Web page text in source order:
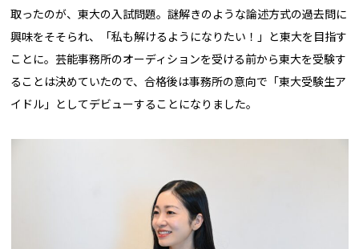
取ったのが、東大の入試問題。謎解きのような論述方式の過去問に
興味をそそられ、「私も解けるようになりたい！」と東大を目指す
ことに。芸能事務所のオーディションを受ける前から東大を受験す
ることは決めていたので、合格後は事務所の意向で「東大受験生ア
イドル」としてデビューすることになりました。